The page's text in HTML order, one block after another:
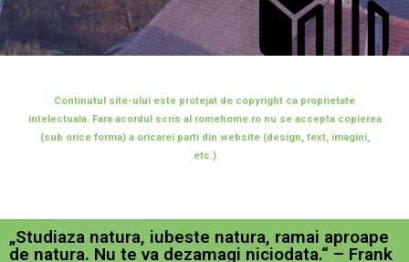
Continutul site-ului este protejat de copyright ca proprietate
intelectuala. Fara acordul scris al romehome.ro nu se accepta copierea
(sub orice forma) a oricarei parti din website (design, text, imagini,
etc.)
„Studiaza natura, iubeste natura, ramai aproape
de natura. Nu te va dezamagi niciodata.“ – Frank